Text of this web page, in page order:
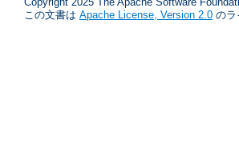
この文書は Apache License, Version 2.0 のラ